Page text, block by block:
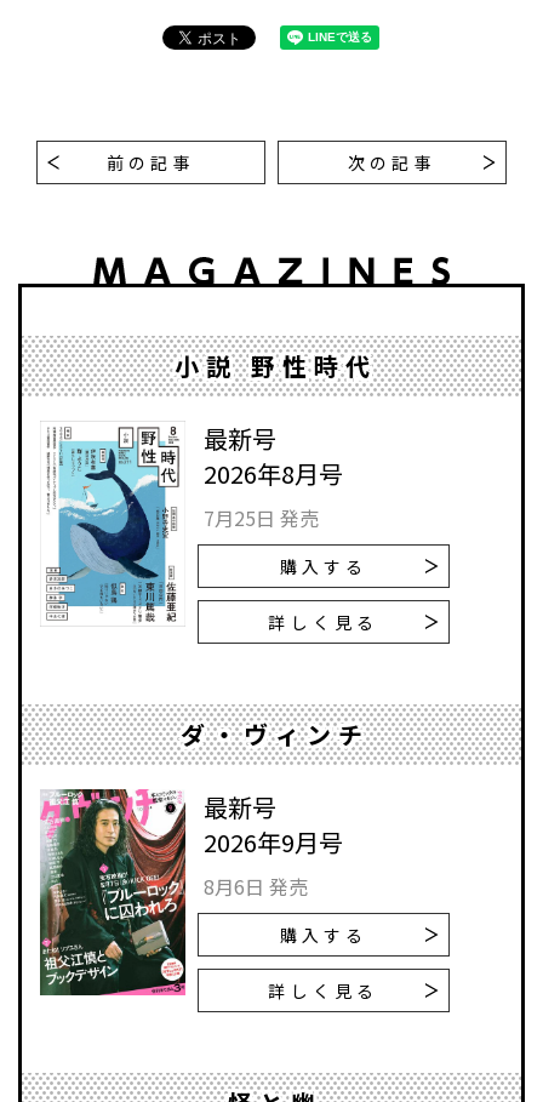
前の記事 次の記事
小説 野性時代
最新号
2026年8月号
7月25日 発売
購入する
詳しく見る
ダ・ヴィンチ
最新号
2026年9月号
8月6日 発売
購入する
詳しく見る